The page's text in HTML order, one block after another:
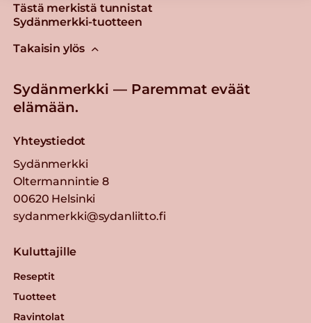
Tästä merkistä tunnistat
Sydänmerkki-tuotteen
Takaisin ylös
Sydänmerkki — Paremmat eväät
elämään.
Yhteystiedot
Sydänmerkki
Oltermannintie 8
00620 Helsinki
sydanmerkki@sydanliitto.fi
Kuluttajille
Reseptit
Tuotteet
Ravintolat